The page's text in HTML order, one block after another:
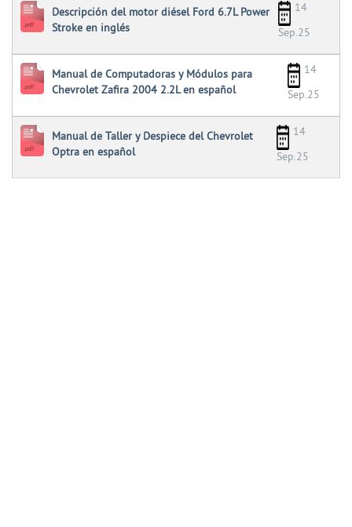
Descripción del motor diésel Ford 6.7L Power
Stroke en inglés
14
Sep.25
Manual de Computadoras y Módulos para
Chevrolet Zafira 2004 2.2L en español
14
Sep.25
Manual de Taller y Despiece del Chevrolet
Optra en español
14
Sep.25